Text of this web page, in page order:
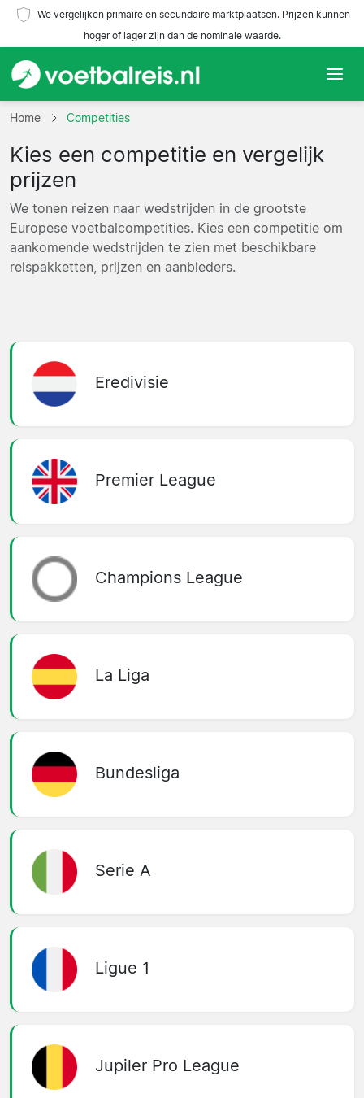
We vergelijken primaire en secundaire marktplaatsen. Prijzen kunnen
hoger of lager zijn dan de nominale waarde.
Home
Teams
Competities
Reisorganisaties
Home Competities
Kies een competitie en vergelijk
prijzen
We tonen reizen naar wedstrijden in de grootste
Europese voetbalcompetities. Kies een competitie om
aankomende wedstrijden te zien met beschikbare
reispakketten, prijzen en aanbieders.
Eredivisie
Premier League
Champions League
La Liga
Bundesliga
Serie A
Ligue 1
Jupiler Pro League